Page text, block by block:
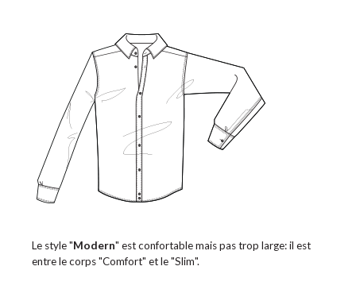
Le style "Modern" est confortable mais pas trop large: il est
entre le corps "Comfort" et le "Slim".